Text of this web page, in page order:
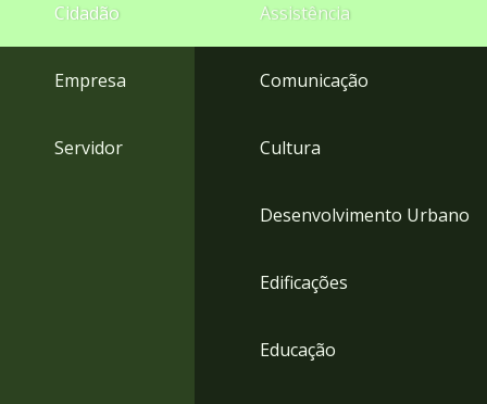
Cidadão
Empresa
Servidor
Assistência
Comunicação
Cultura
Desenvolvimento Urbano
Edificações
Educação